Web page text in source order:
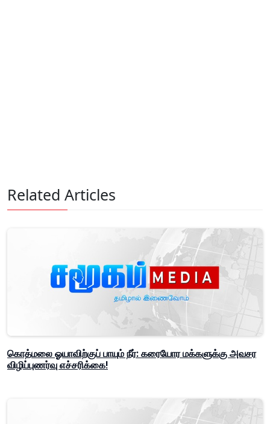
Related Articles
கொத்மலை ஓயாவிற்குப் பாயும் நீர்: கரையோர மக்களுக்கு அவசர
விழிப்புணர்வு எச்சரிக்கை!